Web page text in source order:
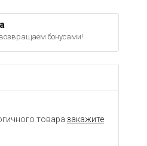
бонусами!
товара закажите